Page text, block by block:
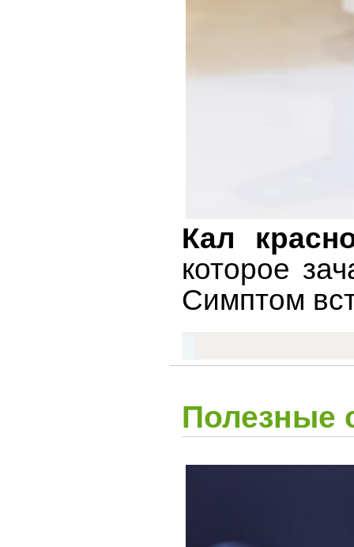
Кал
которое
Симптом
Полезные